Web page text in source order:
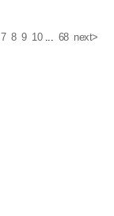
7 8 9 10... 68 next>